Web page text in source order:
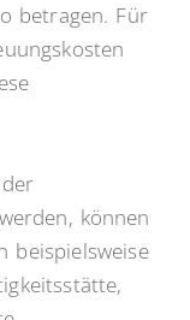
betragen. Für
können
beispielsweise